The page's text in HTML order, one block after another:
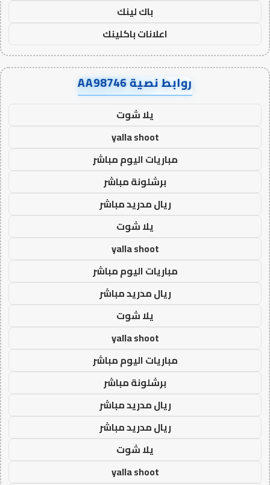
باك لينك
اعلانات باكلينك
روابط نصية AA98746
يلا شوت
yalla shoot
مباريات اليوم مباشر
برشلونة مباشر
ريال مدريد مباشر
يلا شوت
yalla shoot
مباريات اليوم مباشر
ريال مدريد مباشر
يلا شوت
yalla shoot
مباريات اليوم مباشر
برشلونة مباشر
ريال مدريد مباشر
ريال مدريد مباشر
يلا شوت
yalla shoot